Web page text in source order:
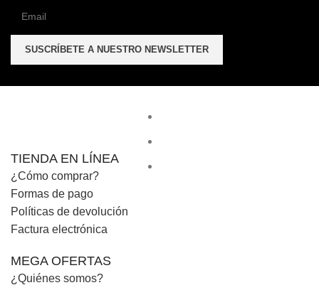
TIENDA EN LÍNEA
¿Cómo comprar?
Formas de pago
Políticas de devolución
Factura electrónica
MEGA OFERTAS
¿Quiénes somos?